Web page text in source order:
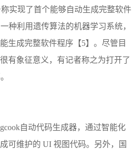
称实现了首个能够自动生成完整软件
种利用遗传算法的机器学习系统，
生成完整软件程序【5】。尽管目
有象征意义，有记者称之为打开了
自动代码生成器，通过智能化
可维护的 UI 视图代码。另外，国